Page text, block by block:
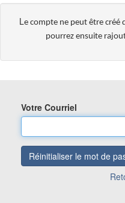
Le compte ne peut être créé
pourrez ensuite
Votre Courriel
Réinitialiser le mot de